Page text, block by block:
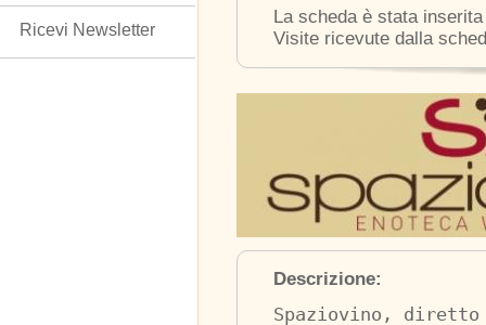
La scheda è stata
Visite ricevute dalla
Descrizione:
Spaziovino,
Ricevi Newsletter